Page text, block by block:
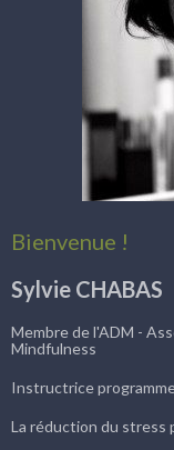
Bienvenue !
Sylvie CHABAS
Membre de l'ADM -
Mindfulness
Instructrice
La réduction du stress